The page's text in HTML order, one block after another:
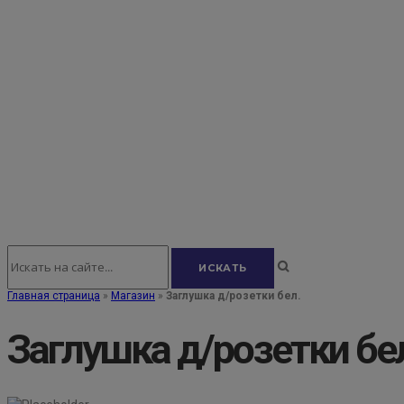
Главная страница » Магазин » Заглушка д/розетки бел.
Заглушка д/розетки